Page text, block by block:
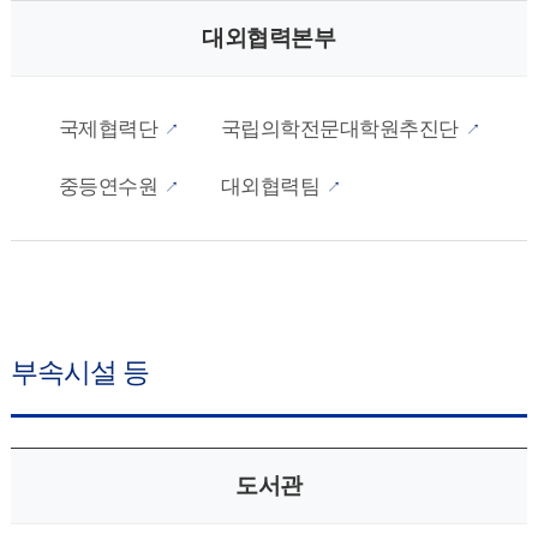
대외협력본부
국제협력단 국립의학전문대학원추진단
중등연수원 대외협력팀
부속시설 등
도서관